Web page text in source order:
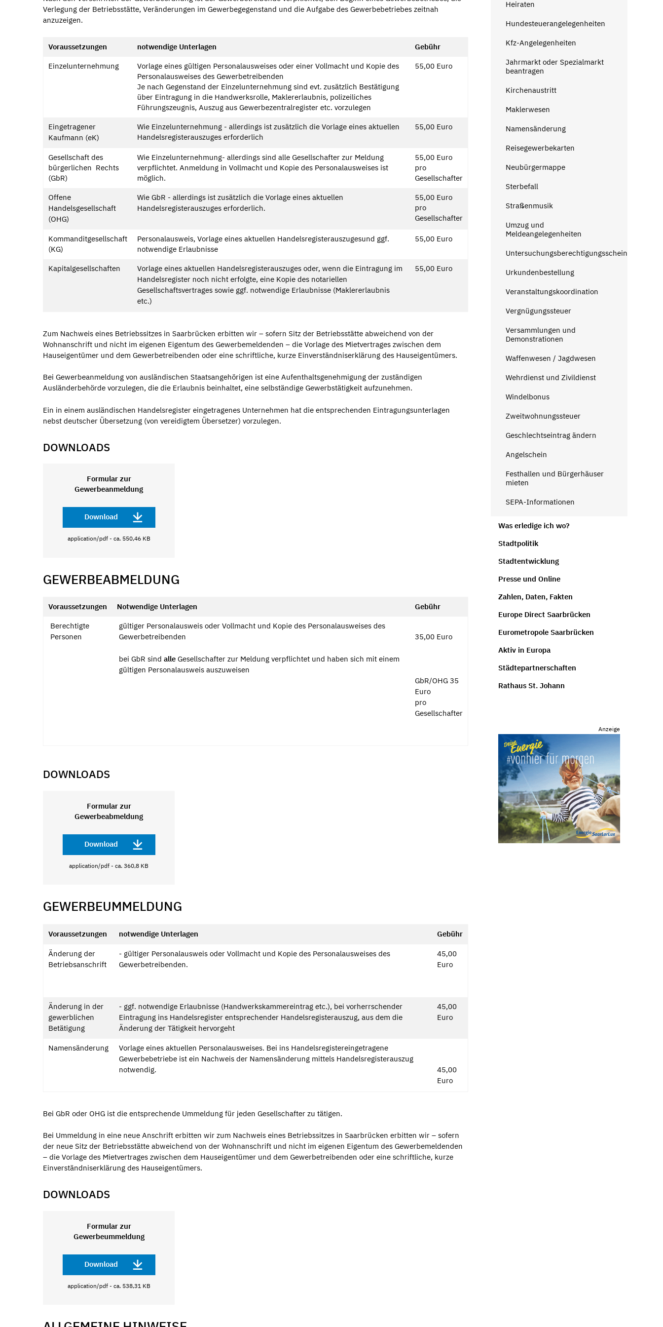
Verlegung der Betriebsstätte, Veränderungen im Gewerbegegenstand und die Aufgabe des Gewerbebetriebes zeitnah
anzuzeigen.
Voraussetzungen notwendige Unterlagen Gebühr
Einzelunternehmung
Vorlage eines gültigen Personalausweises oder einer Vollmacht und Kopie des
Personalausweises des Gewerbetreibenden
Je nach Gegenstand der Einzelunternehmung sind evt. zusätzlich Bestätigung
über Eintragung in die Handwerksrolle, Maklererlaubnis, polizeiliches
Führungszeugnis, Auszug aus Gewerbezentralregister etc. vorzulegen
55,00 Euro
Eingetragener
Kaufmann (eK)
Wie Einzelunternehmung - allerdings ist zusätzlich die Vorlage eines aktuellen
Handelsregisterauszuges erforderlich
55,00 Euro
Gesellschaft des
bürgerlichen Rechts
(GbR)
Wie Einzelunternehmung- allerdings sind alle Gesellschafter zur Meldung
verpflichtet. Anmeldung in Vollmacht und Kopie des Personalausweises ist
möglich.
55,00 Euro
pro
Gesellschafter
Offene
Handelsgesellschaft
(OHG)
Wie GbR - allerdings ist zusätzlich die Vorlage eines aktuellen
Handelsregisterauszuges erforderlich.
55,00 Euro
pro
Gesellschafter
Kommanditgesellschaft
(KG)
Personalausweis, Vorlage eines aktuellen Handelsregisterauszugesund ggf.
notwendige Erlaubnisse
55,00 Euro
Kapitalgesellschaften
Vorlage eines aktuellen Handelsregisterauszuges oder, wenn die Eintragung im
Handelsregister noch nicht erfolgte, eine Kopie des notariellen
Gesellschaftsvertrages sowie ggf. notwendige Erlaubnisse (Maklererlaubnis
etc.)
55,00 Euro
Zum Nachweis eines Betriebssitzes in Saarbrücken erbitten wir – sofern Sitz der Betriebsstätte abweichend von der
Wohnanschrift und nicht im eigenen Eigentum des Gewerbemeldenden – die Vorlage des Mietvertrages zwischen dem
Hauseigentümer und dem Gewerbetreibenden oder eine schriftliche, kurze Einverständniserklärung des Hauseigentümers.
Bei Gewerbeanmeldung von ausländischen Staatsangehörigen ist eine Aufenthaltsgenehmigung der zuständigen
Ausländerbehörde vorzulegen, die die Erlaubnis beinhaltet, eine selbständige Gewerbstätigkeit aufzunehmen.
Ein in einem ausländischen Handelsregister eingetragenes Unternehmen hat die entsprechenden Eintragungsunterlagen
nebst deutscher Übersetzung (von vereidigtem Übersetzer) vorzulegen.
DOWNLOADS
Formular zur
Gewerbeanmeldung
Download
application/pdf - ca. 550,46 KB
GEWERBEABMELDUNG
Voraussetzungen Notwendige Unterlagen Gebühr
Berechtigte
Personen
gültiger Personalausweis oder Vollmacht und Kopie des Personalausweises des
Gewerbetreibenden
bei GbR sind alle Gesellschafter zur Meldung verpflichtet und haben sich mit einem
gültigen Personalausweis auszuweisen
35,00 Euro
GbR/OHG 35
Euro
pro
Gesellschafter
DOWNLOADS
Formular zur
Gewerbeabmeldung
Download
application/pdf - ca. 360,8 KB
GEWERBEUMMELDUNG
Voraussetzungen notwendige Unterlagen Gebühr
Änderung der
Betriebsanschrift
- gültiger Personalausweis oder Vollmacht und Kopie des Personalausweises des
Gewerbetreibenden.
45,00
Euro
Änderung in der
gewerblichen
Betätigung
- ggf. notwendige Erlaubnisse (Handwerkskammereintrag etc.), bei vorherrschender
Eintragung ins Handelsregister entsprechender Handelsregisterauszug, aus dem die
Änderung der Tätigkeit hervorgeht
45,00
Euro
Namensänderung
Vorlage eines aktuellen Personalausweises. Bei ins Handelsregistereingetragene
Gewerbebetriebe ist ein Nachweis der Namensänderung mittels Handelsregisterauszug
notwendig.
45,00
Euro
Bei GbR oder OHG ist die entsprechende Ummeldung für jeden Gesellschafter zu tätigen.
Bei Ummeldung in eine neue Anschrift erbitten wir zum Nachweis eines Betriebssitzes in Saarbrücken erbitten wir – sofern
der neue Sitz der Betriebsstätte abweichend von der Wohnanschrift und nicht im eigenen Eigentum des Gewerbemeldenden
– die Vorlage des Mietvertrages zwischen dem Hauseigentümer und dem Gewerbetreibenden oder eine schriftliche, kurze
Einverständniserklärung des Hauseigentümers.
DOWNLOADS
Formular zur
Gewerbeummeldung
Download
application/pdf - ca. 538,31 KB
Heiraten
Hundesteuerangelegenheiten
Kfz-Angelegenheiten
Jahrmarkt oder Spezialmarkt
beantragen
Kirchenaustritt
Maklerwesen
Namensänderung
Reisegewerbekarten
Neubürgermappe
Sterbefall
Straßenmusik
Umzug und
Meldeangelegenheiten
Untersuchungsberechtigungsschein
Urkundenbestellung
Veranstaltungskoordination
Vergnügungssteuer
Versammlungen und
Demonstrationen
Waffenwesen / Jagdwesen
Wehrdienst und Zivildienst
Windelbonus
Zweitwohnungssteuer
Geschlechtseintrag ändern
Angelschein
Festhallen und Bürgerhäuser
mieten
SEPA-Informationen
Was erledige ich wo?
Stadtpolitik
Stadtentwicklung
Presse und Online
Zahlen, Daten, Fakten
Europe Direct Saarbrücken
Eurometropole Saarbrücken
Aktiv in Europa
Städtepartnerschaften
Rathaus St. Johann
Anzeige